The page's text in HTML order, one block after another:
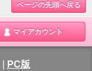
ページの先頭へ戻る
マイアカウント
PC版